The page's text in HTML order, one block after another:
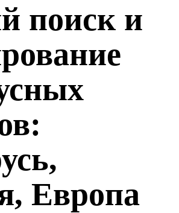
поиск и
Европа